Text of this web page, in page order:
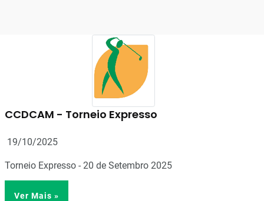
CCDCAM - Torneio Expresso
19/10/2025
Torneio Expresso - 20 de Setembro 2025
Ver Mais »